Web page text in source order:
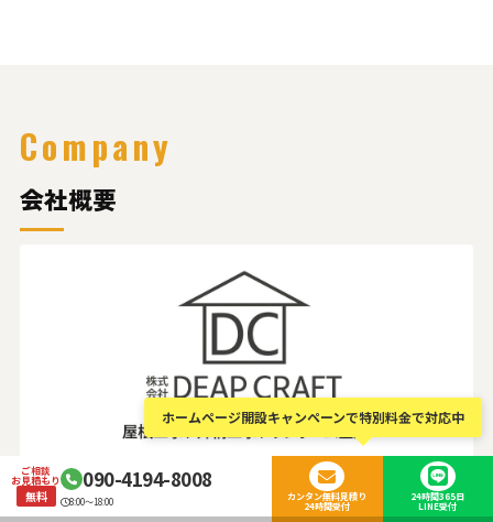
Company
会社概要
会社名 株式会社DEAP CRAFT
ホームページ開設キャンペーンで特別料金で対応中
ご相談
お見積もり
無料
090-4194-8008
8:00～18:00
カンタン無料見積り
24時間受付
24時間365日
LINE受付